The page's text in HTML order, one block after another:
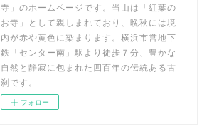
寺」のホームページです。当山は「紅葉の
お寺」として親しまれており、晩秋には境
内が赤や黄色に染まります。横浜市営地下
鉄「センター南」駅より徒歩７分、豊かな
自然と静寂に包まれた四百年の伝統ある古
刹です。
フォロー